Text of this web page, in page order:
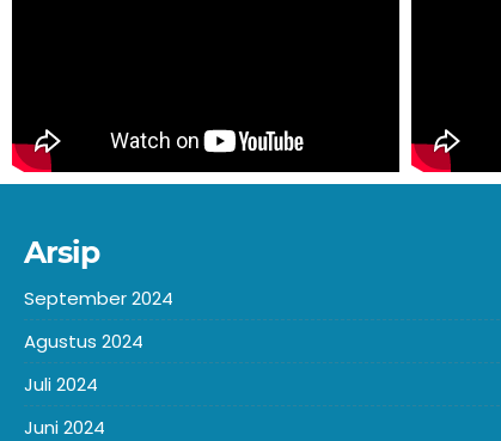
Arsip
September 2024
Agustus 2024
Juli 2024
Juni 2024